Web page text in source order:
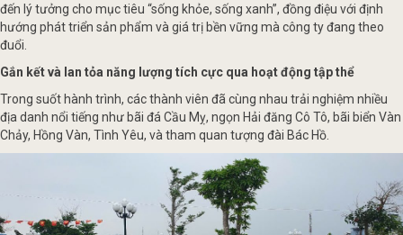
đến lý tưởng cho mục tiêu “sống khỏe, sống xanh”, đồng điệu với định
hướng phát triển sản phẩm và giá trị bền vững mà công ty đang theo
đuổi.
Gắn kết và lan tỏa năng lượng tích cực qua hoạt động tập thể
Trong suốt hành trình, các thành viên đã cùng nhau trải nghiệm nhiều
địa danh nổi tiếng như bãi đá Cầu Mỵ, ngọn Hải đăng Cô Tô, bãi biển Vàn
Chảy, Hồng Vàn, Tình Yêu, và tham quan tượng đài Bác Hồ.